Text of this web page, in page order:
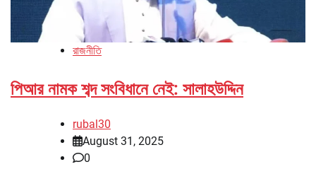
রাজনীতি
পিআর নামক শব্দ সংবিধানে নেই: সালাহউদ্দিন
rubal30
August 31, 2025
0